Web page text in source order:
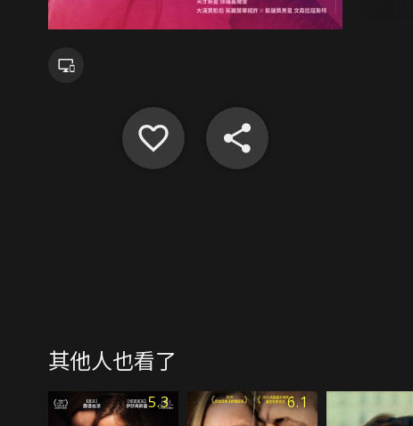
其他人也看了
5.3 6.1